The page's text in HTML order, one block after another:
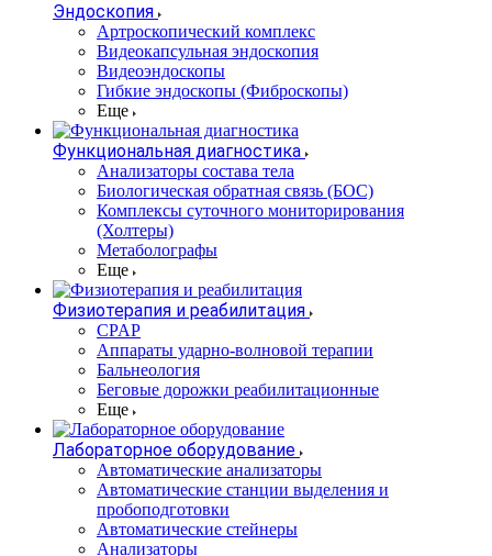
Эндоскопия
Артроскопический комплекс
Видеокапсульная эндоскопия
Видеоэндоскопы
Гибкие эндоскопы (Фиброcкопы)
Еще
Функциональная диагностика
Анализаторы состава тела
Биологическая обратная связь (БОС)
Комплексы суточного мониторирования
(Холтеры)
Метаболографы
Еще
Физиотерапия и реабилитация
CPAP
Аппараты ударно-волновой терапии
Бальнеология
Беговые дорожки реабилитационные
Еще
Лабораторное оборудование
Автоматические анализаторы
Автоматические станции выделения и
пробоподготовки
Автоматические стейнеры
Анализаторы